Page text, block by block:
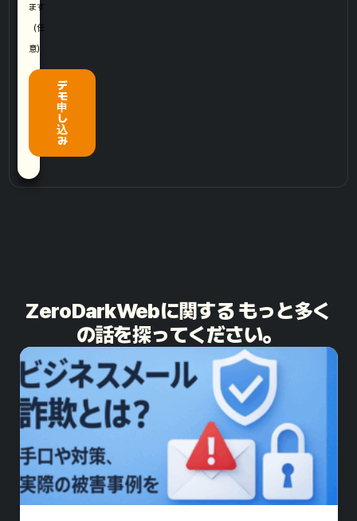
ます
（任
意）
デ
モ
申
し
込
み
ZeroDarkWebに関する もっと多く
の話を探ってください。​